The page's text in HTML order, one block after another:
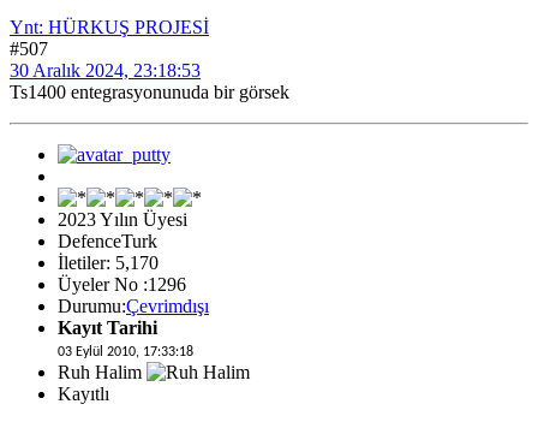
Ynt: HÜRKUŞ PROJESİ
#507
30 Aralık 2024, 23:18:53
Ts1400 entegrasyonunuda bir görsek
2023 Yılın Üyesi
DefenceTurk
İletiler: 5,170
Üyeler No :1296
Durumu:Çevrimdışı
Kayıt Tarihi
03 Eylül 2010, 17:33:18
Ruh Halim
Kayıtlı